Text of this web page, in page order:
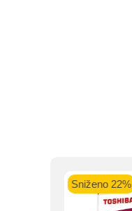
Sniženo 22%